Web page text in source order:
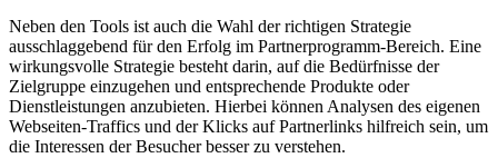
Neben den Tools ist auch⁤ die Wahl der richtigen Strategie
ausschlaggebend für den Erfolg im ​Partnerprogramm-Bereich. Eine
wirkungsvolle Strategie besteht darin, auf die Bedürfnisse der
Zielgruppe einzugehen ⁣und entsprechende Produkte oder
Dienstleistungen anzubieten. ‍Hierbei können Analysen des eigenen
Webseiten-Traffics und der Klicks auf Partnerlinks ​hilfreich sein, um
die Interessen der Besucher besser zu verstehen.